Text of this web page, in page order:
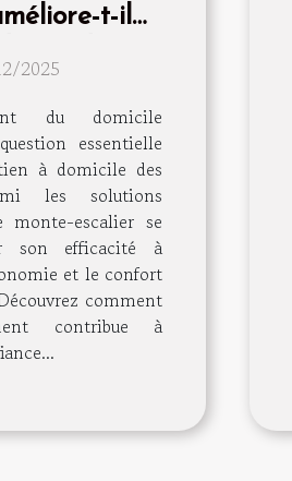
t-il
2025
du domicile
essentielle
à domicile des
les solutions
monte-escalier se
son efficacité à
et le confort
comment
contribue à